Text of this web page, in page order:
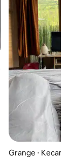
sur la
Grange ⋅